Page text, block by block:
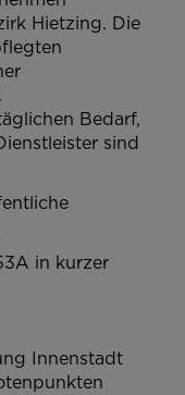
Hietzing. Die
Bedarf,
sind
in kurzer
Innenstadt